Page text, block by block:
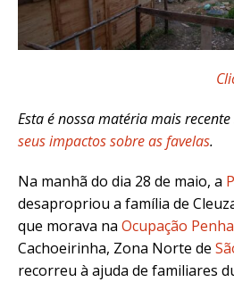
Esta é nossa matéria mais
seus impactos sobre as favelas.
Na manhã do dia 28 de maio, a
desapropriou a família de
que morava na Ocupação
Cachoeirinha, Zona Norte de
recorreu à ajuda de familiares